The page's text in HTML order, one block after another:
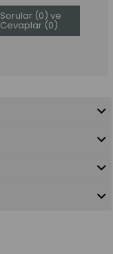
Sorular (0) ve
Cevaplar (0)